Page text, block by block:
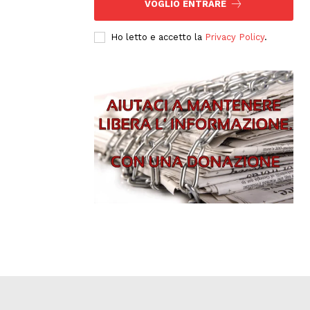
VOGLIO ENTRARE
Ho letto e accetto la Privacy Policy.